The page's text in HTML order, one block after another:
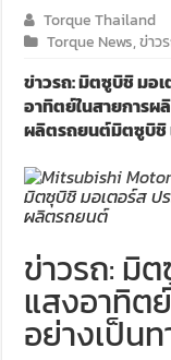
Torque Thailand
Torque News,ข่าว
ข่าวรถ: มิตซูบิชิ มอเ
อาทิตย์ในสายการผ
ผลิตรถยนต์มิตซูบิชิ
มิตซุบิชิ มอเตอร์ส ป
ผลิตรถยนต์
ข่าวรถ: มิ
แสงอาทิต
อย่างเป็น